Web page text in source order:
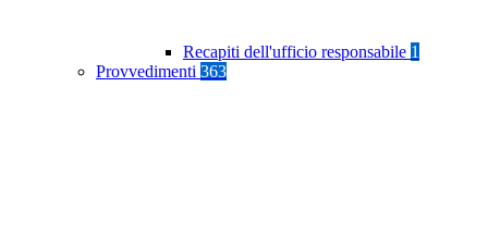
Recapiti dell'ufficio responsabile 1
Provvedimenti 363